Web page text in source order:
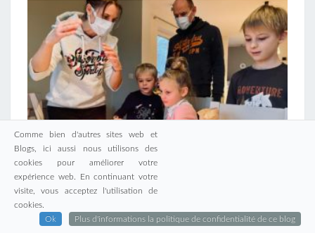
…
LIRE LA SUITELIRE LA SUITE
Comme bien d'autres sites web et
Blogs, ici aussi nous utilisons des
cookies pour améliorer votre
expérience web. En continuant votre
visite, vous acceptez l'utilisation de
cookies.
Ok
Plus d'informations la politique de confidentialité de ce blog